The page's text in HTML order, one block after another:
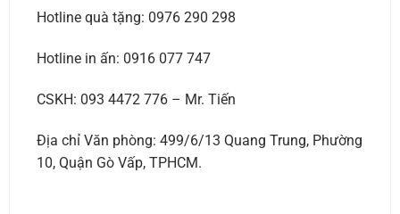
Hotline quà tặng: 0976 290 298
Hotline in ấn: 0916 077 747
CSKH: 093 4472 776 – Mr. Tiến
Địa chỉ Văn phòng: 499/6/13 Quang Trung, Phường
10, Quận Gò Vấp, TPHCM.